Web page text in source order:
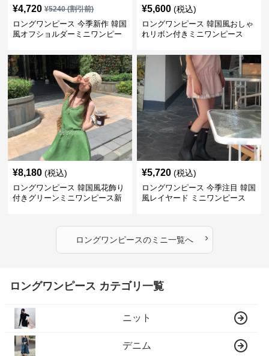
¥4,720 ¥5240(割引前)
ロングワンピース 今季新作 韓国
風オフショルダーミニワンピー
¥5,600 (税込)
ロングワンピース 韓国風おしゃ
れリボン付きミニワンピース
¥8,180 (税込)
ロングワンピース 韓国風花飾り
付きグリーンミニワンピース新
¥5,720 (税込)
ロングワンピース 今季注目 韓国
風レイヤード ミニワンピース
ロングワンピースのミニ一覧へ ›
ロングワンピース カテゴリ一覧
ニット
デニム